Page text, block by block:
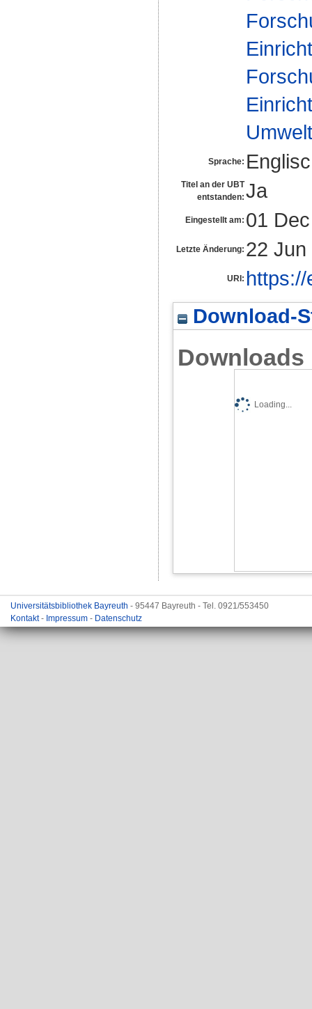
Sprache:
Titel an der UBT
entstanden: Ja
Eingestellt am: 01
Letzte Änderung: 22
URI:
Download-
Downloads
Loading...
Universitätsbibliothek Bayreuth - 95447 Bayreuth - Tel. 0921/553450
Kontakt- Impressum - Datenschutz